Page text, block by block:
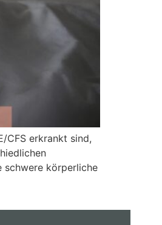
CFS erkrankt sind,
schwere körperliche